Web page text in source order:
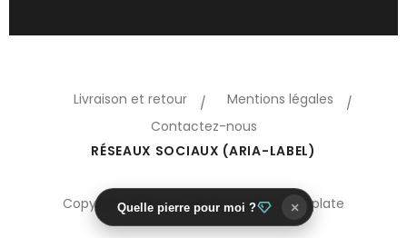
Livraison et retour
Mentions légales
Contactez-nous
RÉSEAUX SOCIAUX (ARIA-LABEL)
Copyright 2018 Oreo © Prestashop template
Quelle pierre pour moi ? ×